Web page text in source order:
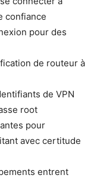
confiance
pour des
de routeur à
de VPN
root
pour
avec certitude
entrent